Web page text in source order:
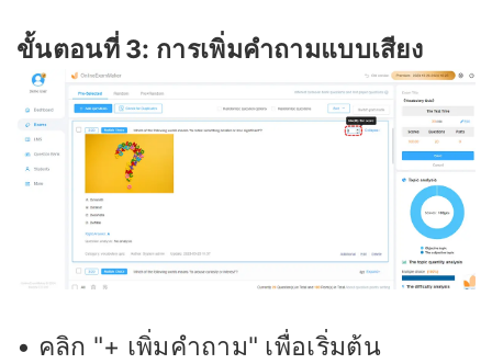
ขั้นตอนที่ 3: การเพิ่มคำถามแบบเสียง
• คลิก "+ เพิ่มคำถาม" เพื่อเริ่มต้น